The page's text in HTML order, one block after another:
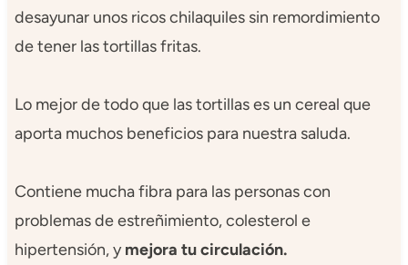
desayunar unos ricos chilaquiles sin remordimiento
de tener las tortillas fritas.
Lo mejor de todo que las tortillas es un cereal que
aporta muchos beneficios para nuestra saluda.
Contiene mucha fibra para las personas con
problemas de estreñimiento, colesterol e
hipertensión, ymejora tu circulación.